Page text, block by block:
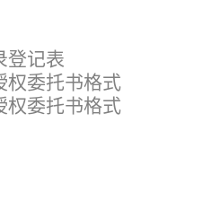
登记表
权委托书格式
权委托书格式